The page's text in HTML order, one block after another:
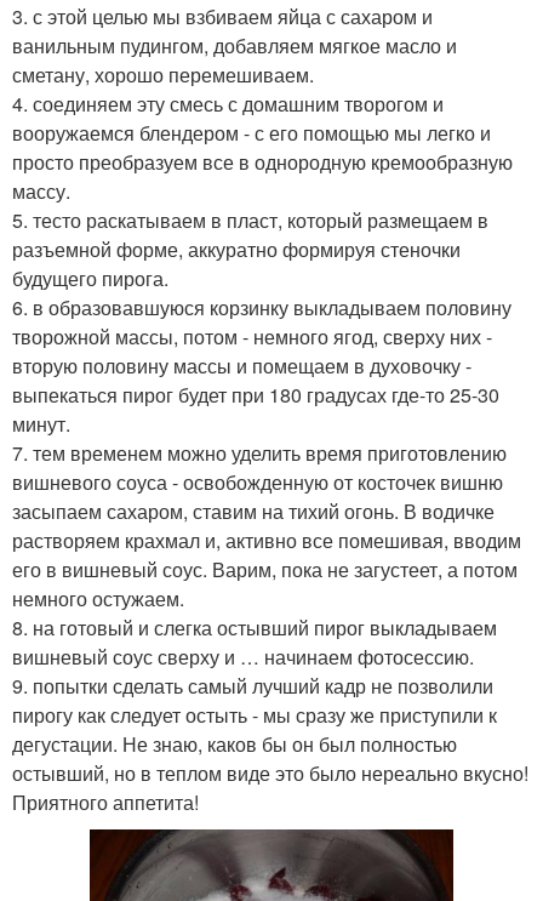
3. с этой целью мы взбиваем яйца с сахаром и
ванильным пудингом, добавляем мягкое масло и
сметану, хорошо перемешиваем.
4. соединяем эту смесь с домашним творогом и
вооружаемся блендером - с его помощью мы легко и
просто преобразуем все в однородную кремообразную
массу.
5. тесто раскатываем в пласт, который размещаем в
разъемной форме, аккуратно формируя стеночки
будущего пирога.
6. в образовавшуюся корзинку выкладываем половину
творожной массы, потом - немного ягод, сверху них -
вторую половину массы и помещаем в духовочку -
выпекаться пирог будет при 180 градусах где-то 25-30
минут.
7. тем временем можно уделить время приготовлению
вишневого соуса - освобожденную от косточек вишню
засыпаем сахаром, ставим на тихий огонь. В водичке
растворяем крахмал и, активно все помешивая, вводим
его в вишневый соус. Варим, пока не загустеет, а потом
немного остужаем.
8. на готовый и слегка остывший пирог выкладываем
вишневый соус сверху и … начинаем фотосессию.
9. попытки сделать самый лучший кадр не позволили
пирогу как следует остыть - мы сразу же приступили к
дегустации. Не знаю, каков бы он был полностью
остывший, но в теплом виде это было нереально вкусно!
Приятного аппетита!